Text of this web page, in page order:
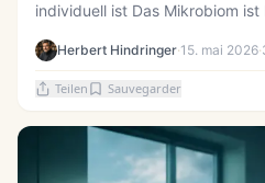
individuell ist Das Mikrobiom ist
Herbert Hindringer·15. mai 2026·
Teilen Sauvegarder